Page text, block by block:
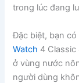
trong lúc đang
Đặc biệt, bạn
Watch 4
ở vùng nước
người dùng